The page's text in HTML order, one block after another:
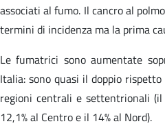
associati al fumo. Il cancro al
termini di incidenza ma la prima
Le fumatrici sono aumentate
Italia: sono quasi il doppio
regioni centrali e settentrionali
12,1% al Centro e il 14% al Nord).